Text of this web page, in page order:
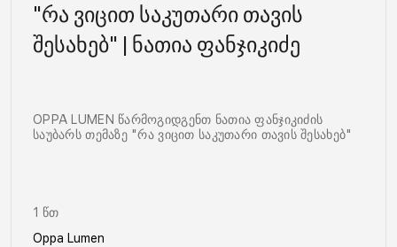
"რა ვიცით საკუთარი თავის
შესახებ" | ნათია ფანჯიკიძე
OPPA LUMEN წარმოგიდგენთ ნათია ფანჯიკიძის
საუბარს თემაზე "რა ვიცით საკუთარი თავის შესახებ"
1 წთ
Oppa Lumen